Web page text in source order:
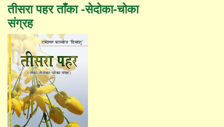
तीसरा पहर ताँका -सेदोका-चोका
संग्रह